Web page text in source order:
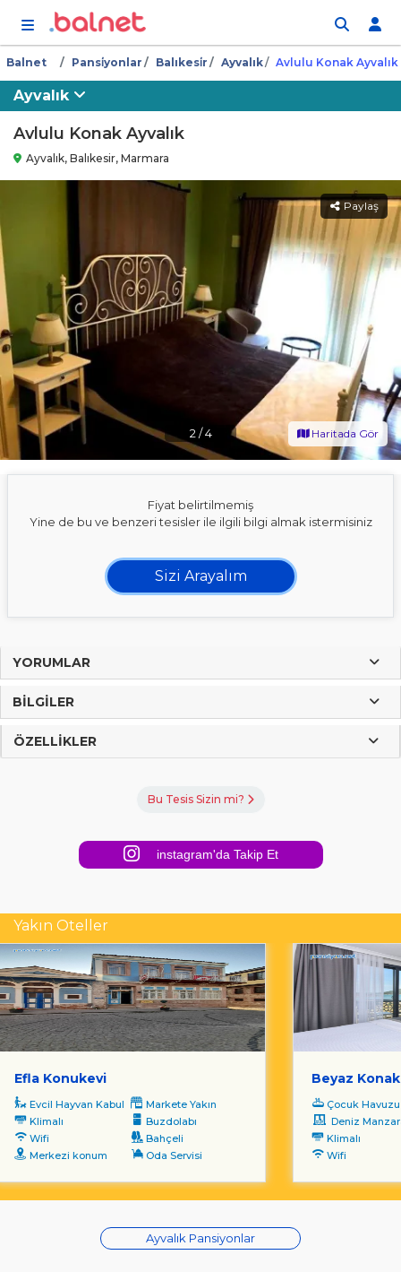
Balnet Pansi̇yonlar Balıkesi̇r Ayvalık Avlulu Konak Ayvalık
Ayvalık
Avlulu Konak Ayvalık
Ayvalık, Balıkesir, Marmara
2 /4
Paylaş
Haritada Gör
Fiyat belirtilmemiş
Yine de bu ve benzeri tesisler ile ilgili bilgi almak istermisiniz
Sizi Arayalım
YORUMLAR
BILGILER
ÖZELLIKLER
Bu Tesis Sizin mi?
instagram'da Takip Et
Yakın Oteller
Efla Konukevi
Evcil Hayvan Kabul
Markete Yakın
Klimalı
Buzdolabı
Wifi
Bahçeli
Merkezi konum
Oda Servisi
Beyaz
Çocuk Havuzu
Deniz
Klimalı
Wifi
Ayvalık Pansiyonlar